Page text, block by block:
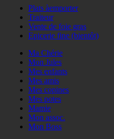
Plats àemporter
Traiteur
Vente de foie gras
Epicerie fine (bientôt)
Ma Chérie
Mon Jules
Mes enfants
Mes amis
Mes copines
Mes potes
Mamie
Mon assoc.
Mon Boss